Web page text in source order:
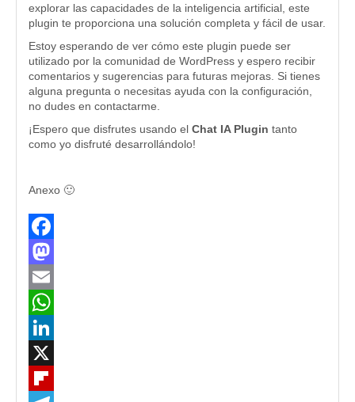
explorar las capacidades de la inteligencia artificial, este
plugin te proporciona una solución completa y fácil de usar.
Estoy esperando de ver cómo este plugin puede ser
utilizado por la comunidad de WordPress y espero recibir
comentarios y sugerencias para futuras mejoras. Si tienes
alguna pregunta o necesitas ayuda con la configuración,
no dudes en contactarme.
¡Espero que disfrutes usando el Chat IA Plugin tanto
como yo disfruté desarrollándolo!
Anexo 🙂
Facebook
Mastodon
Email
WhatsApp
LinkedIn